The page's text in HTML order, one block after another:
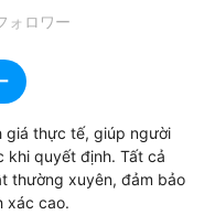
ォロワー
giá thực tế, giúp người
khi quyết định. Tất cả
thường xuyên, đảm bảo
xác cao.